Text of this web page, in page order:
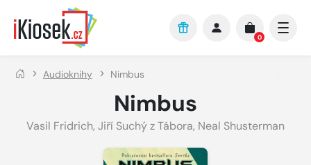
Přejít na hlavní obsah
0
Audioknihy Nimbus
Nimbus
Vasil Fridrich, Jiří Suchý z Tábora, Neal Shusterman